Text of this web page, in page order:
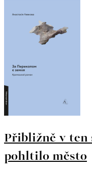
Přibližně v ten
pohltilo město